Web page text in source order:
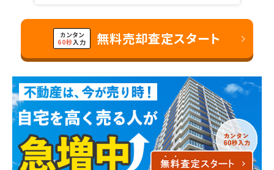
カンタン
60秒入力 無料売却査定スタート